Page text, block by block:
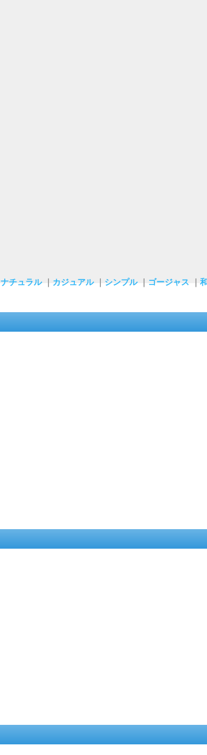
ナチュラル カジュアル シンプル ゴージャス